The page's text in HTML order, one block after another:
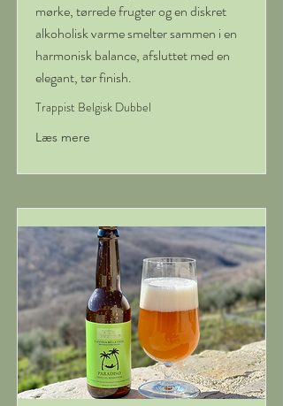
mørke, tørrede frugter og en diskret
alkoholisk varme smelter sammen i en
harmonisk balance, afsluttet med en
elegant, tør finish.
Trappist Belgisk Dubbel
Læs mere